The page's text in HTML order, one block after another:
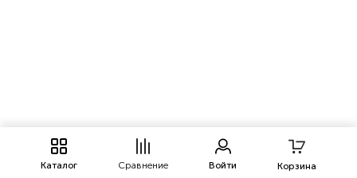
Каталог Сравнение Войти Корзина